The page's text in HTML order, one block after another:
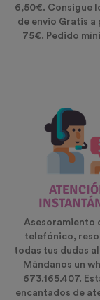
6,50€. Consigue
de envio Gratis a
75€. Pedido
Asesoramiento
telefónico,
todas tus dudas
Mándanos un
673.165.407.
encantados de